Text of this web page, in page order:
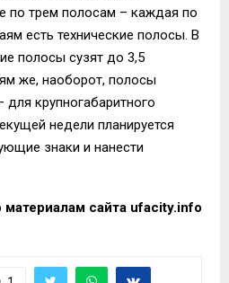
по трем полосам – каждая по
есть технические полосы. В
полосы сузят до 3,5
же, наоборот, полосы
крупногабаритного
недели планируется
знаки и нанести
материалам сайта ufacity.info